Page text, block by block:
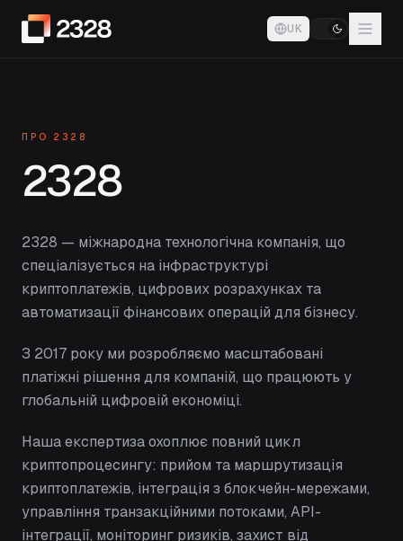
UK
ПРО 2328
2328
2328 — міжнародна технологічна компанія, що
спеціалізується на інфраструктурі
криптоплатежів, цифрових розрахунках та
автоматизації фінансових операцій для бізнесу.
З 2017 року ми розробляємо масштабовані
платіжні рішення для компаній, що працюють у
глобальній цифровій економіці.
Наша експертиза охоплює повний цикл
криптопроцесингу: прийом та маршрутизація
криптоплатежів, інтеграція з блокчейн-мережами,
управління транзакційними потоками, API-
інтеграції, моніторинг ризиків, захист від